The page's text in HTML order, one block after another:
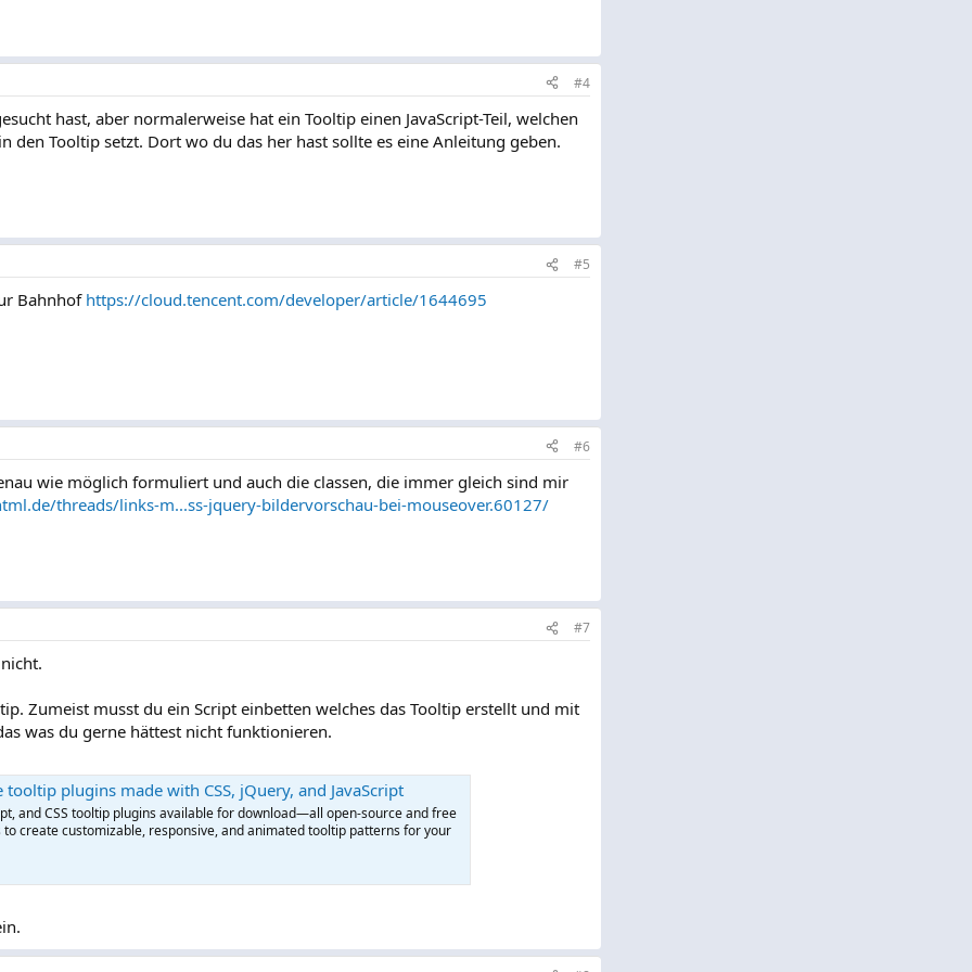
#4
hast, aber normalerweise hat ein Tooltip einen JavaScript-Teil, welchen
den Tooltip setzt. Dort wo du das her hast sollte es eine Anleitung geben.
#5
Bahnhof https://cloud.tencent.com/developer/article/1644695
#6
wie möglich formuliert und auch die classen, die immer gleich sind mir
threads/links-m...ss-jquery-bildervorschau-bei-mouseover.60127/
#7
Zumeist musst du ein Script einbetten welches das Tooltip erstellt und mit
was du gerne hättest nicht funktionieren.
plugins made with CSS, jQuery, and JavaScript
and CSS tooltip plugins available for download—all open-source and free
to create customizable, responsive, and animated tooltip patterns for your